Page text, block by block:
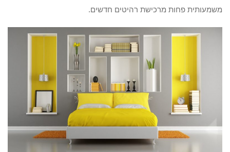
משמעותית פחות מרכישת רהיטים חדשים.